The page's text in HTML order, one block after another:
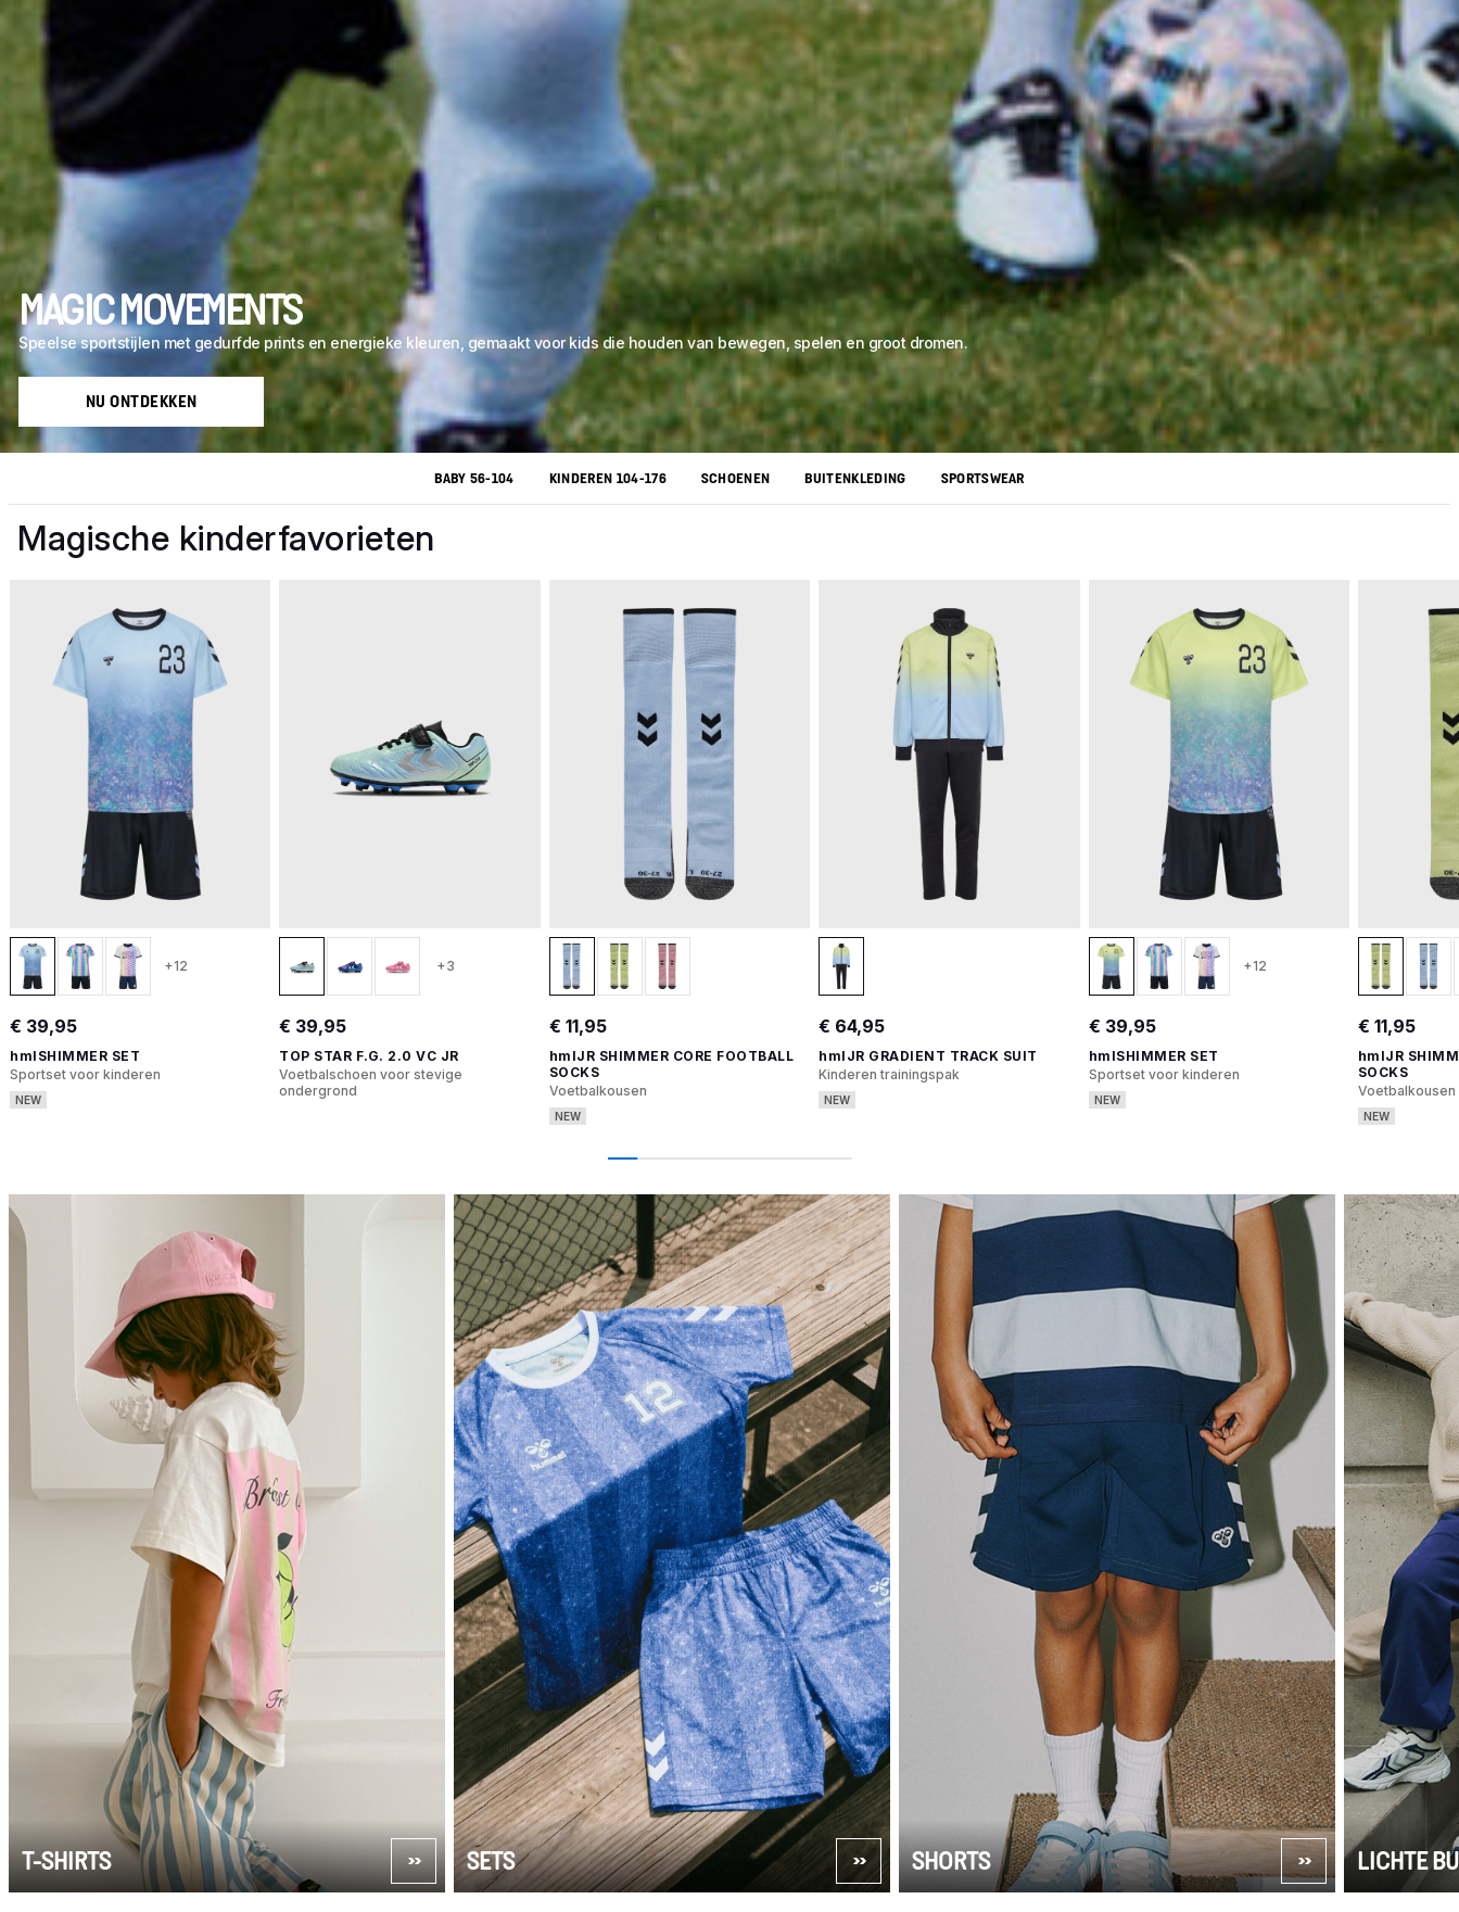
MAGIC MOVEMENTS
Speelse sportstijlen met gedurfde prints en energieke kleuren, gemaakt voor kids die houden van bewegen, spelen en groot dromen.
NU ONTDEKKEN
BABY 56-104 KINDEREN 104-176 SCHOENEN BUITENKLEDING SPORTSWEAR
Magische kinderfavorieten
+12
€ 39,95
hmlSHIMMER SET
Sportset voor kinderen
NEW
+3
€ 39,95
TOP STAR F.G. 2.0 VC JR
Voetbalschoen voor stevige
ondergrond
€ 11,95
hmlJR SHIMMER CORE FOOTBALL
SOCKS
Voetbalkousen
NEW
€ 64,95
hmlJR GRADIENT TRACK SUIT
Kinderen trainingspak
NEW
+12
€ 39,95
hmlSHIMMER SET
Sportset voor kinderen
NEW
€ 11,95
hmlJR
SOCKS
Voetbalkousen
NEW
T-SHIRTS SETS SHORTS LICHTE